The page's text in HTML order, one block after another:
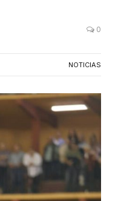
0
NOTICIAS